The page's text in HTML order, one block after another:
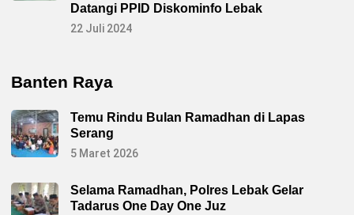
Datangi PPID Diskominfo Lebak
22 Juli 2024
Banten Raya
Temu Rindu Bulan Ramadhan di Lapas
Serang
5 Maret 2026
Selama Ramadhan, Polres Lebak Gelar
Tadarus One Day One Juz